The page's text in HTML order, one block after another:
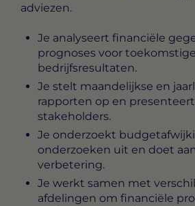
adviezen.
Je analyseert financiële
prognoses voor toekomstige
bedrijfsresultaten.
Je stelt maandelijkse en
rapporten op en
stakeholders.
Je onderzoekt
onderzoeken uit en doet
verbetering.
Je werkt samen met
afdelingen om financiële